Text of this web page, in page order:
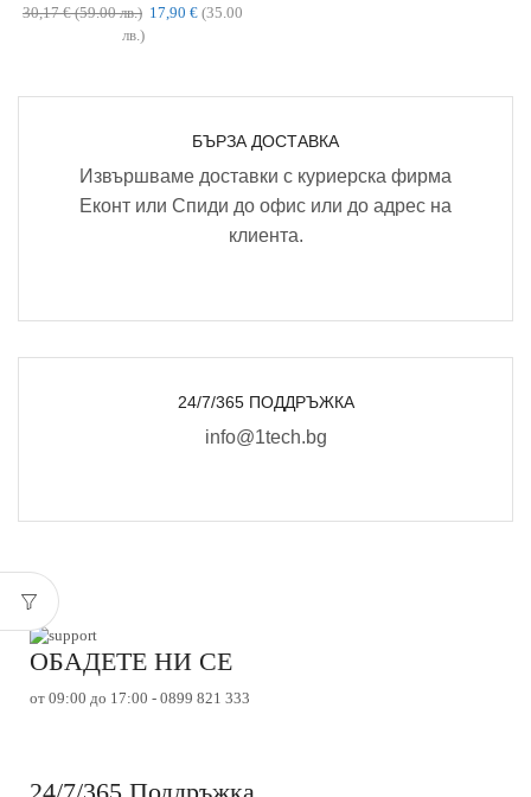
30,17€ (59.00 лв.) 17,90 € (35.00
лв.)
БЪРЗА ДОСТАВКА
Извършваме доставки с куриерска фирма
Еконт или Спиди до офис или до адрес на
клиента.
24/7/365 ПОДДРЪЖКА
info@1tech.bg
ОБАДЕТЕ НИ СЕ
от 09:00 до 17:00 - 0899 821 333